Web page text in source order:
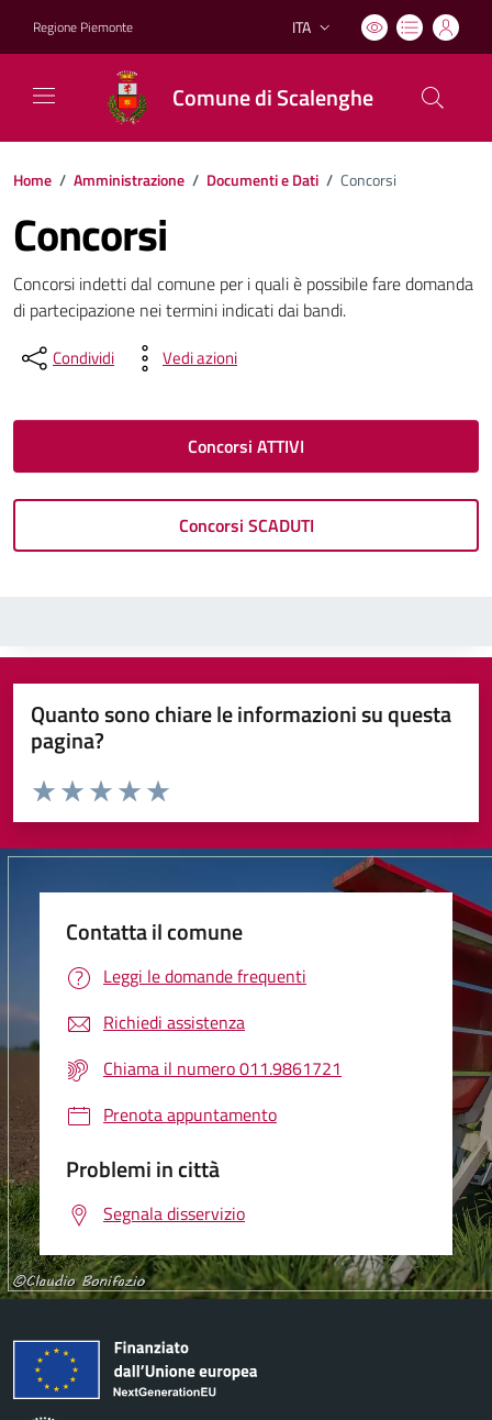
Regione Piemonte Lingua attiva:
ITA
Comune di Scalenghe
Home / Amministrazione / Documenti e Dati / Concorsi
Concorsi
Concorsi indetti dal comune per i quali è possibile fare domanda
di partecipazione nei termini indicati dai bandi.
Condividi Vedi azioni
Concorsi ATTIVI
Concorsi SCADUTI
Quanto sono chiare le informazioni su questa
pagina?
Valuta da 1 a 5 stelle la pagina
Valuta 5 stelle su 5
Valuta 4 stelle su 5
Valuta 3 stelle su 5
Valuta 2 stelle su 5
Valuta 1 stelle su 5
Contatta il comune
Leggi le domande frequenti
Richiedi assistenza
Chiama il numero 011.9861721
Prenota appuntamento
Problemi in città
Segnala disservizio